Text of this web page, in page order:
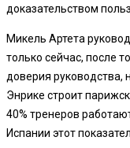
доказательством
Микель Артета
только сейчас, после
доверия руководства,
Энрике строит
40% тренеров
Испании этот